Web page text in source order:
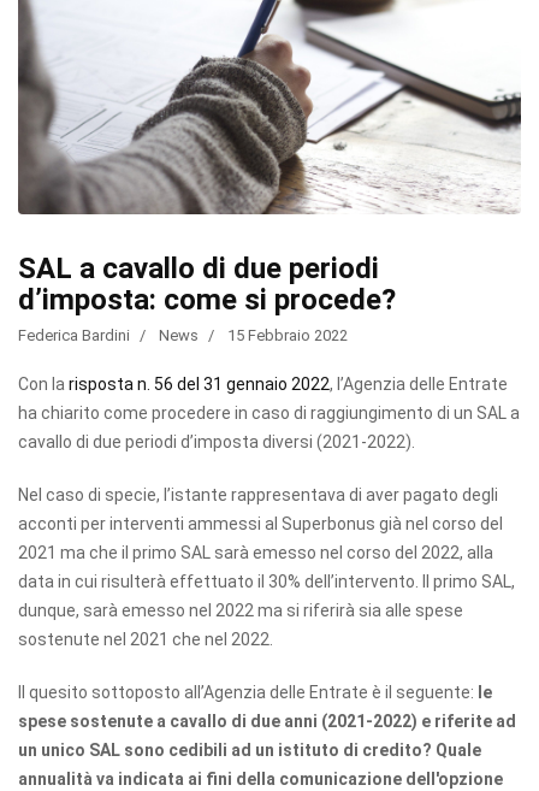
SAL a cavallo di due periodi
d’imposta: come si procede?
Federica Bardini News 15 Febbraio 2022
Con la risposta n. 56 del 31 gennaio 2022, l’Agenzia delle Entrate
ha chiarito come procedere in caso di raggiungimento di un SAL a
cavallo di due periodi d’imposta diversi (2021-2022).
Nel caso di specie, l’istante rappresentava di aver pagato degli
acconti per interventi ammessi al Superbonus già nel corso del
2021 ma che il primo SAL sarà emesso nel corso del 2022, alla
data in cui risulterà effettuato il 30% dell’intervento. Il primo SAL,
dunque, sarà emesso nel 2022 ma si riferirà sia alle spese
sostenute nel 2021 che nel 2022.
Il quesito sottoposto all’Agenzia delle Entrate è il seguente: le
spese sostenute a cavallo di due anni (2021-2022) e riferite ad
un unico SAL sono cedibili ad un istituto di credito? Quale
annualità va indicata ai fini della comunicazione dell'opzione